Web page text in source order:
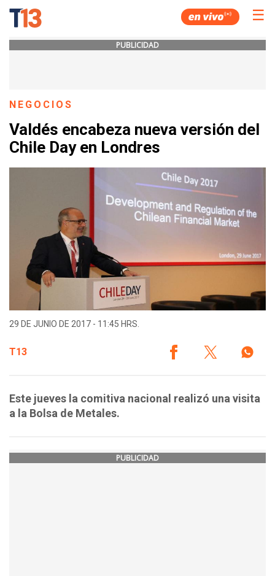
☰
PUBLICIDAD
NEGOCIOS
Valdés encabeza nueva versión del
Chile Day en Londres
29 DE JUNIO DE 2017 - 11:45 HRS.
T13
Este jueves la comitiva nacional realizó una visita
a la Bolsa de Metales.
PUBLICIDAD